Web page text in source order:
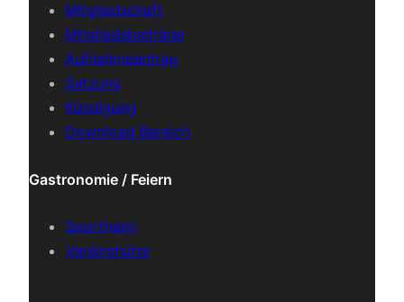
Mitgliedschaft
Mitgliedsbeiträge
Aufnahmeantrag
Satzung
Kündigung
Download Bereich
Gastronomie / Feiern
Sportheim
Vereinshütte